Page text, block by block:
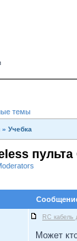
темы
» Учебка
пульта
RC кабель
Может